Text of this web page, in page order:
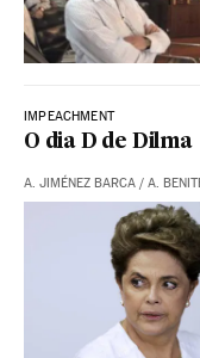
IMPEACHMENT
O dia D de Dilma
A. JIMÉNEZ BARCA / A.